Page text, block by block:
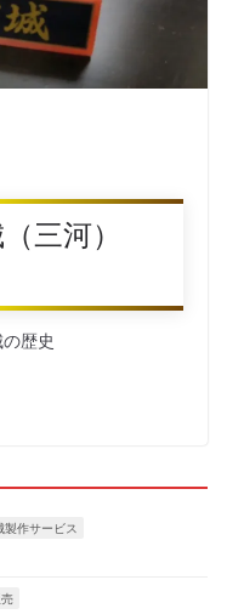
（三河）
歴史
製作サービス